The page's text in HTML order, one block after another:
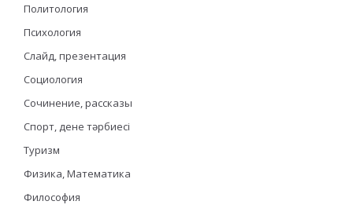
Политология
Психология
Слайд, презентация
Социология
Сочинение, рассказы
Спорт, дене тәрбиесі
Туризм
Физика, Математика
Философия